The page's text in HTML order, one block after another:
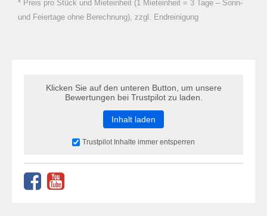
zu Warenkorb hinzugefügt.
* Preis pro Stück und Mieteinheit (1 Mieteinheit = 3 Tage – Sonn-
und Feiertage ohne Berechnung), zzgl. Endreinigung
Klicken Sie auf den unteren Button, um unsere
Bewertungen bei Trustpilot zu laden.
Inhalt laden
Trustpilot Inhalte immer entsperren